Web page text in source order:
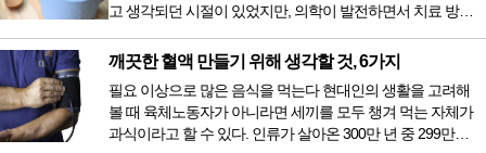
고 생각되던 시절이 있었지만, 의학이 발전하면서 치료 방법
오면서 암을 치료하는 방법이 하나 더 추가되었습니다. 중입
자 치료를 받기 위해서는 일본이나 독일 등 중입자 치료기가
있는 나라에 가서 힘들게 치료받았지만 얼마 전 국내 도입 후
전립선암 환자를 시작으로 중입자 치료기가 가동되었습니다.
치료 범위가 한정되어 모든 암 환자가 중입자 치료를 받을 수
깨끗한 혈액 만들기 위해 생각할 것, 6가지
필요 이상으로 많은 음식을 먹는다 현대인의 생활을 고려해
볼 때 육체노동자가 아니라면 세끼를 모두 챙겨 먹는 자체가
과식이라고 할 수 있다. 인류가 살아온 300만 년 중 299만